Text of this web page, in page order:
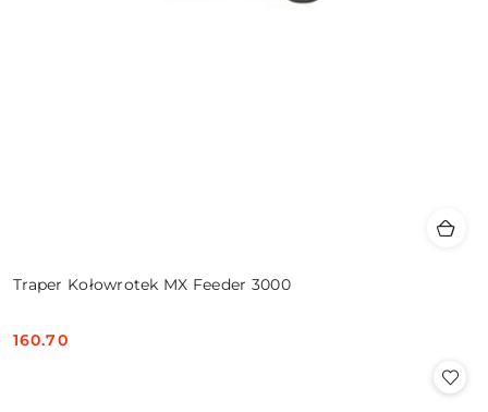
Traper Kołowrotek MX Feeder 3000
Cena:
160.70